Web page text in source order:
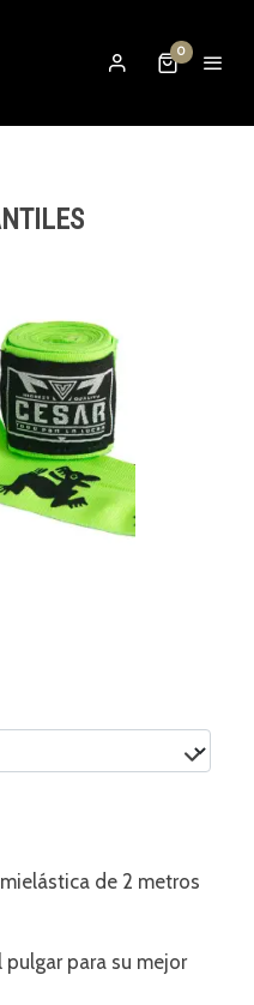
0
de 2 metros
para su mejor